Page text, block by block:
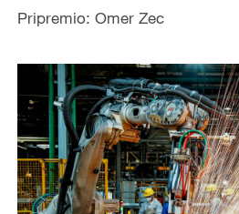
Pripremio: Omer Zec